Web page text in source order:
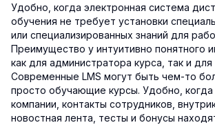
Удобно, когда электронная система
обучения не требует установки
или специализированных знаний для
Преимущество у интуитивно понятного
как для администратора курса, так и для
Современные LMS могут быть чем-то
просто обучающие курсы. Удобно, когда
компании, контакты сотрудников,
новостная лента, тесты и бонусы